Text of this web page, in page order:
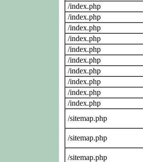
/index.php
/index.php
/index.php
/index.php
/index.php
/index.php
/index.php
/index.php
/index.php
/index.php
/sitemap.php
/sitemap.php
/sitemap.php